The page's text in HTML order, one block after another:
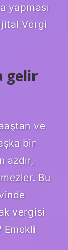
yapması
Vergi
gelir
ve
bir
azdır,
Bu
vergisi
Emekli